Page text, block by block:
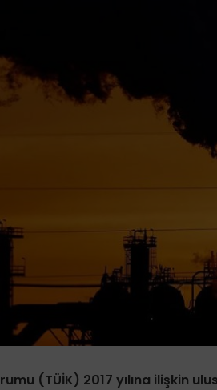
(TÜİK) 2017 yılına ilişkin